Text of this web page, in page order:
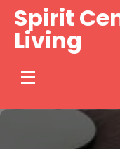
Skip
content
Spirit
Living